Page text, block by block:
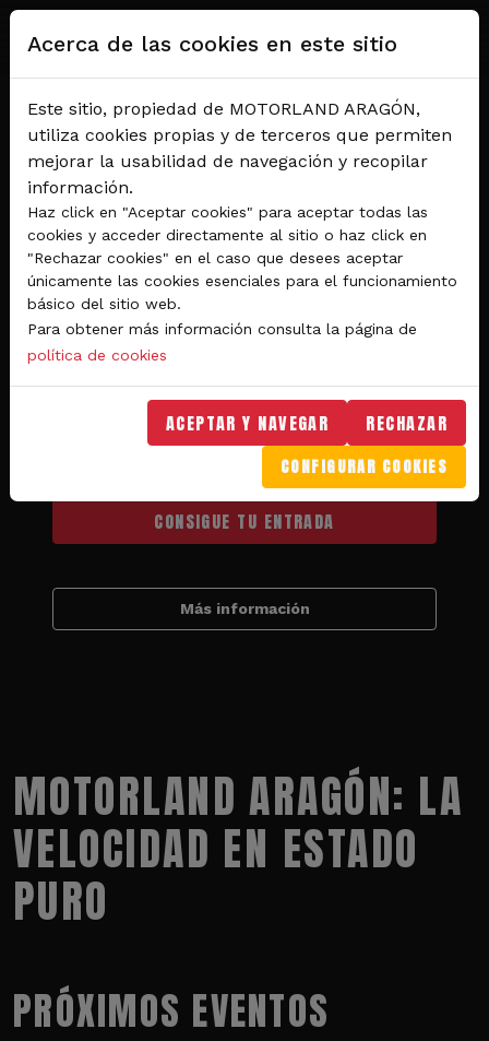
Pasar al contenido principal
Del 28 al 30 de agosto 2026
Circuito de velocidad
GRAN PREMIO
MICHELIN® DE ARAGÓN
DE MOTOGP™ 2026
CONSIGUE TU ENTRADA
Más información
MOTORLAND ARAGÓN: LA
VELOCIDAD EN ESTADO
PURO
PRÓXIMOS EVENTOS
Acerca de las cookies en este sitio
Este sitio, propiedad de MOTORLAND ARAGÓN,
utiliza cookies propias y de terceros que permiten
mejorar la usabilidad de navegación y recopilar
información.
Haz click en "Aceptar cookies" para aceptar todas las
cookies y acceder directamente al sitio o haz click en
"Rechazar cookies" en el caso que desees aceptar
únicamente las cookies esenciales para el funcionamiento
básico del sitio web.
Para obtener más información consulta la página de
política de cookies
ACEPTAR Y NAVEGAR RECHAZAR
CONFIGURAR COOKIES